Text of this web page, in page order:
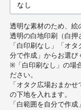
透明な素材のため、絵
透明の白地印刷（白押
「白印刷なし」「オ
分で作成」からお選び
※「白印刷なし」の場
ださい。
「オタク広場おまか
の下地を入れます。
「白範囲を自分で作